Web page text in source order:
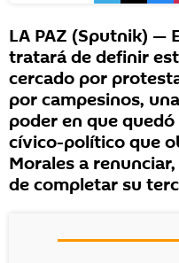
LA PAZ (Sputnik) —
tratará de definir
cercado por
por campesinos,
poder en que
cívico-político que
Morales a
de completar su